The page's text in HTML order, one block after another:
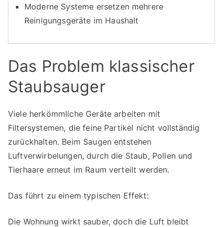
Moderne Systeme ersetzen mehrere
Reinigungsgeräte im Haushalt
Das Problem klassischer
Staubsauger
Viele herkömmliche Geräte arbeiten mit
Filtersystemen, die feine Partikel nicht vollständig
zurückhalten. Beim Saugen entstehen
Luftverwirbelungen, durch die Staub, Pollen und
Tierhaare erneut im Raum verteilt werden.
Das führt zu einem typischen Effekt:
Die Wohnung wirkt sauber, doch die Luft bleibt